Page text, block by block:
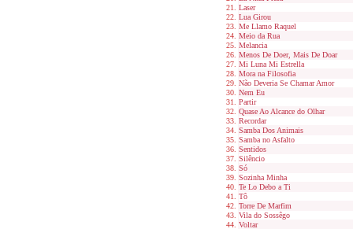
Laser
Lua Girou
Me Llamo Raquel
Meio da Rua
Melancia
Menos De Doer, Mais De Doar
Mi Luna Mi Estrella
Mora na Filosofia
Não Deveria Se Chamar Amor
Nem Eu
Partir
Quase Ao Alcance do Olhar
Recordar
Samba Dos Animais
Samba no Asfalto
Sentidos
Silêncio
Só
Sozinha Minha
Te Lo Debo a Ti
Tô
Torre De Marfim
Vila do Sossêgo
Voltar